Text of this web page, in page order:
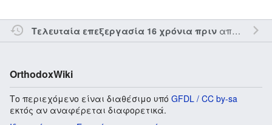
Τελευταία επεξεργασία 16 χρόνια πριναπό τον την
OrthodoxWiki
Το περιεχόμενο είναι διαθέσιμο υπό GFDL / CC by-sa
εκτός αν αναφέρεται διαφορετικά.